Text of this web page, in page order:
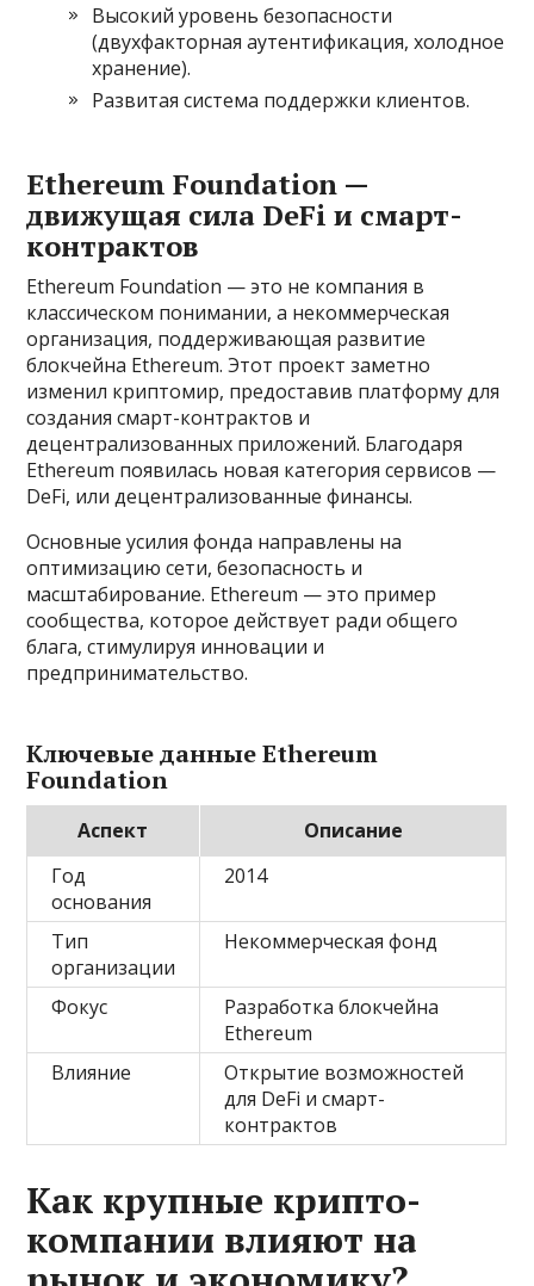
Высокий уровень безопасности
(двухфакторная аутентификация, холодное
хранение).
Развитая система поддержки клиентов.
Ethereum Foundation —
движущая сила DeFi и смарт-
контрактов
Ethereum Foundation — это не компания в
классическом понимании, а некоммерческая
организация, поддерживающая развитие
блокчейна Ethereum. Этот проект заметно
изменил криптомир, предоставив платформу для
создания смарт-контрактов и
децентрализованных приложений. Благодаря
Ethereum появилась новая категория сервисов —
DeFi, или децентрализованные финансы.
Основные усилия фонда направлены на
оптимизацию сети, безопасность и
масштабирование. Ethereum — это пример
сообщества, которое действует ради общего
блага, стимулируя инновации и
предпринимательство.
Ключевые данные Ethereum
Foundation
Аспект
Описание
Год
основания
2014
Тип
организации
Некоммерческая фонд
Фокус
Разработка блокчейна
Ethereum
Влияние
Открытие возможностей
для DeFi и смарт-
контрактов
Как крупные крипто-
компании влияют на